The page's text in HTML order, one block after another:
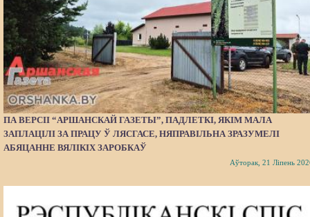
ПА ВЕРСІІ “АРШАНСКАЙ ГАЗЕТЫ”, ПАДЛЕТКІ, ЯКІМ МАЛА
ЗАПЛАЦІЛІ ЗА ПРАЦУ Ў ЛЯСГАСЕ, НЯПРАВІЛЬНА ЗРАЗУМЕЛІ
АБЯЦАННЕ ВЯЛІКІХ ЗАРОБКАЎ
Аўторак, 21 Ліпень